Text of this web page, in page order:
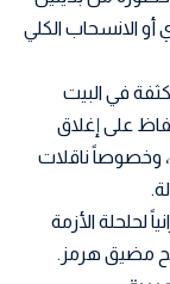
الانسحاب الكلي
في البيت
على إغلاق
وخصوصاً ناقلات
لحلحلة الأزمة
مضيق هرمز.